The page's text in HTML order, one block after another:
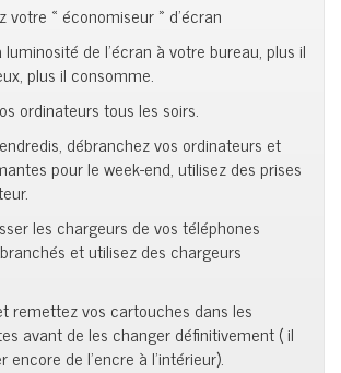
votre « économiseur » d’écran
de l’écran à votre bureau, plus il
plus il consomme.
ordinateurs tous les soirs.
débranchez vos ordinateurs et
pour le week-end, utilisez des prises
les chargeurs de vos téléphones
et utilisez des chargeurs
remettez vos cartouches dans les
avant de les changer définitivement ( il
encore de l’encre à l’intérieur).